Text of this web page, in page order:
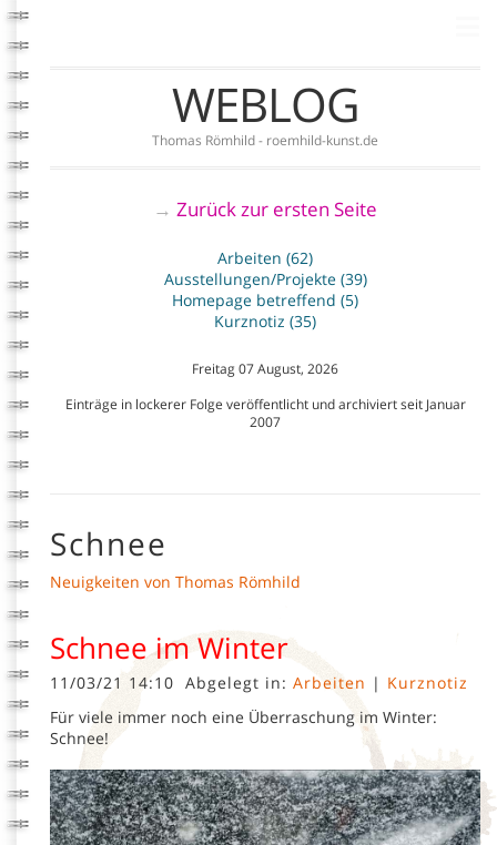
WEBLOG
Thomas Römhild - roemhild-kunst.de
→ Zurück zur ersten Seite
Arbeiten (62)
Ausstellungen/Projekte (39)
Homepage betreffend (5)
Kurznotiz (35)
Freitag 07 August, 2026
Einträge in lockerer Folge veröffentlicht und archiviert seit Januar
2007
Schnee
Neuigkeiten von Thomas Römhild
Schnee im Winter
11/03/21 14:10 Abgelegt in: Arbeiten | Kurznotiz
Für viele immer noch eine Überraschung im Winter:
Schnee!